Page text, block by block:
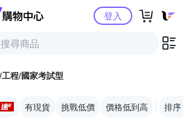
Yahoo購物中心登入
程/國家考試型
有現貨 挑戰低價 價格低到高 排序